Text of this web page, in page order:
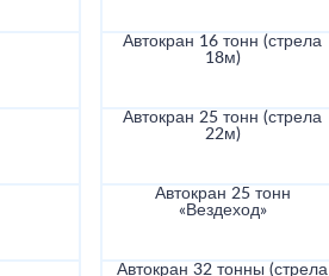
Автокран 16 тонн (стрела
18м)
Автокран 25 тонн (стрела
22м)
Автокран 25 тонн
«Вездеход»
Автокран 32 тонны (стрела